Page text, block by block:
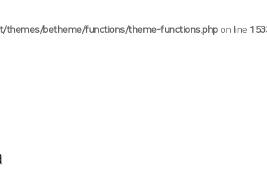
themes/betheme/functions/theme-functions.phpon line